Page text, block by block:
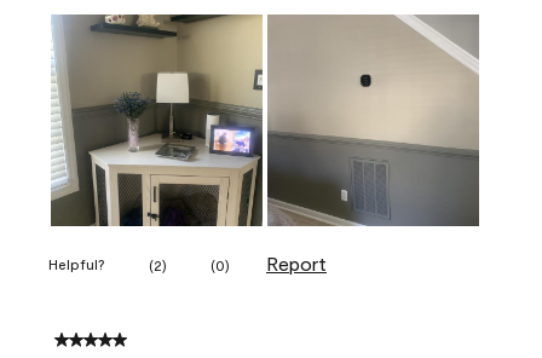
Helpful? (2) (0) Report
5 out of 5 stars.